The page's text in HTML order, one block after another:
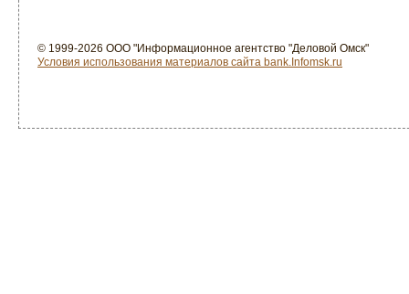
© 1999-2026 ООО "Информационное агентство "Деловой Омск"
Условия использования материалов сайта bank.Infomsk.ru